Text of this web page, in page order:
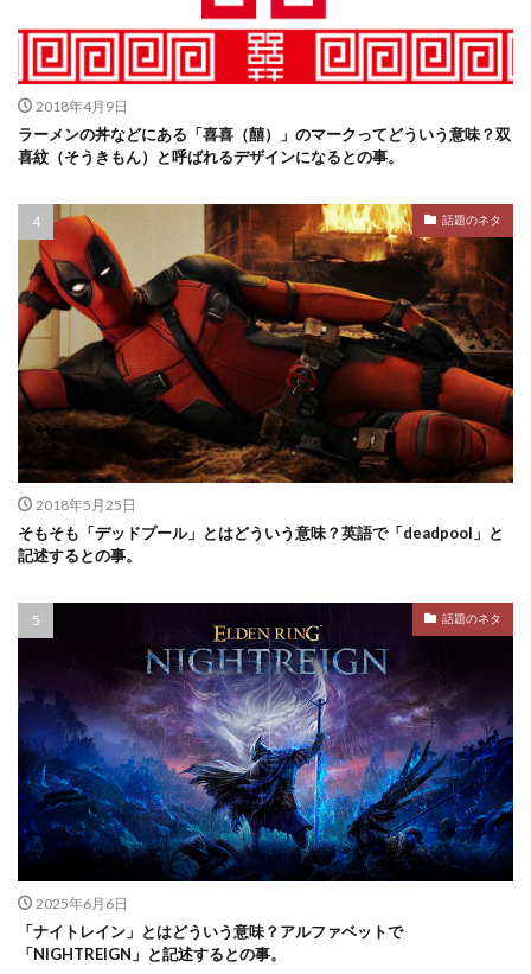
2018年4月9日
ラーメンの丼などにある「喜喜（囍）」のマークってどういう意味？双
喜紋（そうきもん）と呼ばれるデザインになるとの事。
話題のネタ
2018年5月25日
そもそも「デッドプール」とはどういう意味？英語で「deadpool」と
記述するとの事。
話題のネタ
2025年6月6日
「ナイトレイン」とはどういう意味？アルファベットで
「NIGHTREIGN」と記述するとの事。